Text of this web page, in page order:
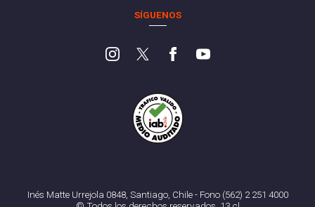
SÍGUENOS
Inés Matte Urrejola 0848, Santiago, Chile - Fono (562) 2 251 4000